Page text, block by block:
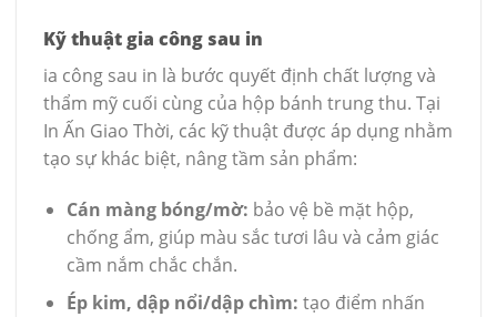
Kỹ thuật gia công sau in
ia công sau in là bước quyết định chất lượng và
thẩm mỹ cuối cùng của hộp bánh trung thu. Tại
In Ấn Giao Thời, các kỹ thuật được áp dụng nhằm
tạo sự khác biệt, nâng tầm sản phẩm:
Cán màng bóng/mờ: bảo vệ bề mặt hộp,
chống ẩm, giúp màu sắc tươi lâu và cảm giác
cầm nắm chắc chắn.
Ép kim, dập nổi/dập chìm: tạo điểm nhấn